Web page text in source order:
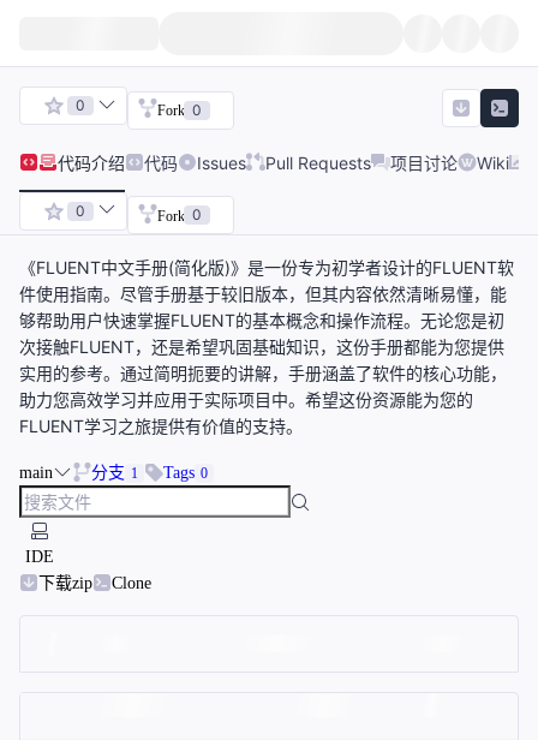
0 Fork 0
代码介绍 代码 Issues Pull Requests 项目讨论 Wiki
0 Fork 0
《FLUENT中文手册(简化版)》是一份专为初学者设计的FLUENT软
件使用指南。尽管手册基于较旧版本，但其内容依然清晰易懂，能
够帮助用户快速掌握FLUENT的基本概念和操作流程。无论您是初
次接触FLUENT，还是希望巩固基础知识，这份手册都能为您提供
实用的参考。通过简明扼要的讲解，手册涵盖了软件的核心功能，
助力您高效学习并应用于实际项目中。希望这份资源能为您的
FLUENT学习之旅提供有价值的支持。
main 分支 1 Tags 0
IDE
下载zip
Clone